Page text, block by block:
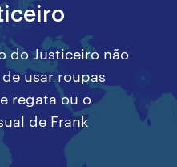
do Justiceiro não
usar roupas
regata ou o
de Frank